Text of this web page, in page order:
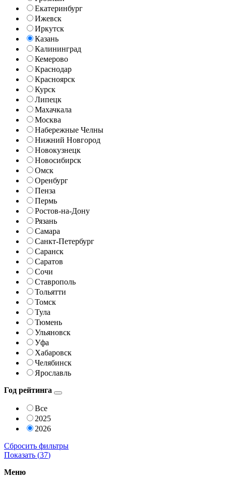
Екатеринбург
Ижевск
Иркутск
Казань
Калининград
Кемерово
Краснодар
Красноярск
Курск
Липецк
Махачкала
Москва
Набережные Челны
Нижний Новгород
Новокузнецк
Новосибирск
Омск
Оренбург
Пенза
Пермь
Ростов-на-Дону
Рязань
Самара
Санкт-Петербург
Саранск
Саратов
Сочи
Ставрополь
Тольятти
Томск
Тула
Тюмень
Ульяновск
Уфа
Хабаровск
Челябинск
Ярославль
Год рейтинга
Все
2025
2026
Сбросить фильтры
Показать (37)
Меню